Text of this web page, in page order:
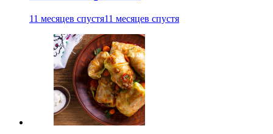
11 месяцев спустя11 месяцев спустя